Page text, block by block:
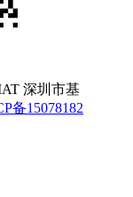
深圳市基
备15078182